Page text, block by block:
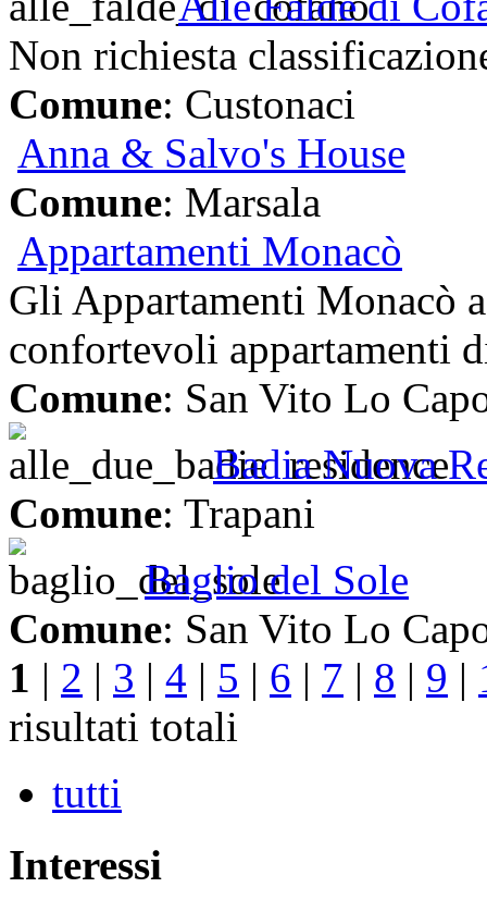
Non richiesta
Comune: Custonaci
Anna & Salvo's House
Comune: Marsala
Appartamenti Monacò
Gli Appartamenti Monacò
confortevoli appartamenti
Comune: San Vito Lo
Badia Nuova
Comune: Trapani
Baglio del Sole
Comune: San Vito Lo
1 | 2 | 3 | 4 | 5 | 6 | 7 | 8 | 9 |
risultati totali
tutti
Interessi